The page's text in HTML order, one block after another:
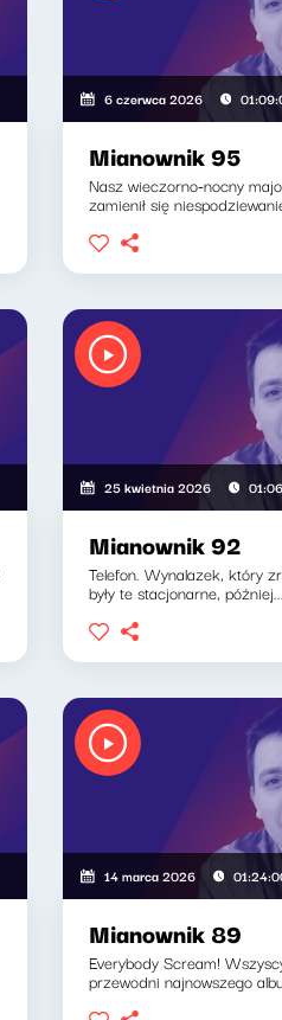
6 czerwca 2026
Mianownik 95
Nasz wieczorno-nocny
zamienił się
25 kwietnia 2026
Mianownik 92
Telefon. Wynalazek, który
były te stacjonarne, później...
14 marca 2026
Mianownik 89
Everybody Scream!
przewodni najnowszego